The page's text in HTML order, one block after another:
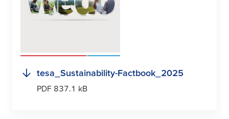
tesa _Sustainability-Factbook_2025
PDF 837.1 kB